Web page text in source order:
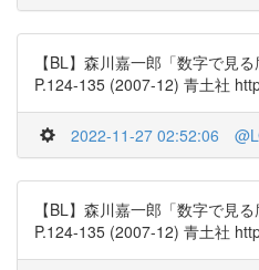
【BL】森川嘉一郎「数字で見
P.124-135 (2007-12) 青土社
2022-11-27 02:52:06
【BL】森川嘉一郎「数字で見
P.124-135 (2007-12) 青土社